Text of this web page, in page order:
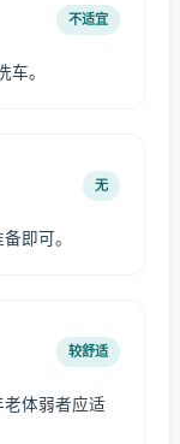
不适宜
车。
无
即可。
较舒适
体弱者应适